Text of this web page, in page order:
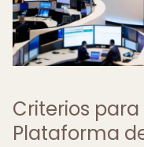
Criterios para
Plataforma